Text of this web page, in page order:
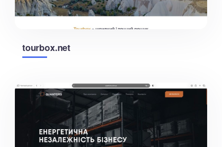
tourbox.net